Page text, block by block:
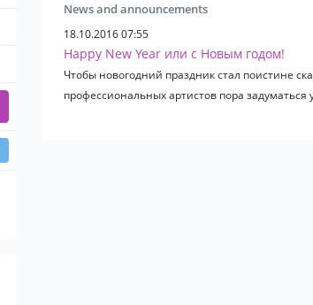
News and announcements
18.10.2016 07:55
Happy New Year или с Новым годом!
Чтобы новогодний праздник стал поистине
профессиональных артистов пора задуматься